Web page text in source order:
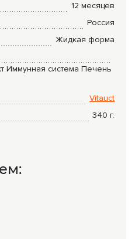
лечения
12 месяцев
Россия
Жидкая форма
Иммунная система Печень
Vitauct
340 г.